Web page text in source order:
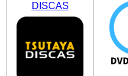
DISCAS